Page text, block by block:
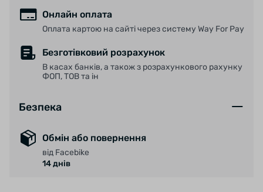
Онлайн оплата
Оплата картою на сайті через систему Way For Pay
Безготівковий розрахунок
В касах банків, а також з розрахункового рахунку
ФОП, ТОВ та ін
Безпека
Обмін або повернення
від Facebike
14 днів